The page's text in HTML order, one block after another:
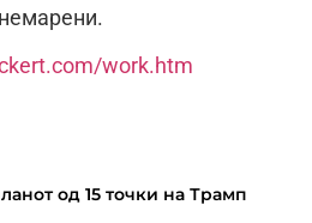
work.htm
од 15 точки на Трамп